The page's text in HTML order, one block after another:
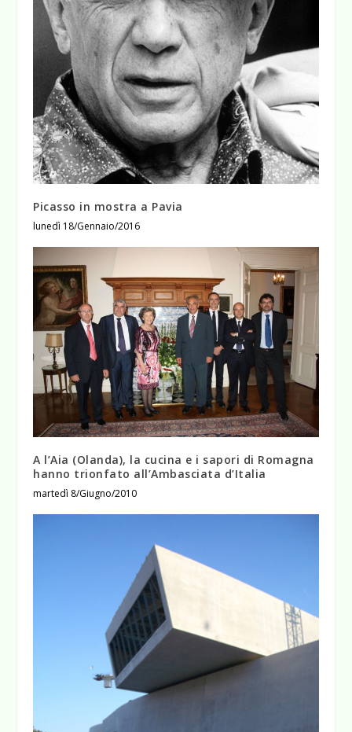
Picasso in mostra a Pavia
lunedì 18/Gennaio/2016
A l’Aia (Olanda), la cucina e i sapori di Romagna
hanno trionfato all’Ambasciata d’Italia
martedì 8/Giugno/2010